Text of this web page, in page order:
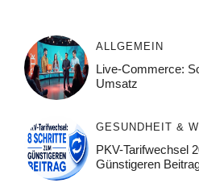
ALLGEMEIN
Live-Commerce:
Umsatz
GESUNDHEIT &
PKV-Tarifwechsel
Günstigeren